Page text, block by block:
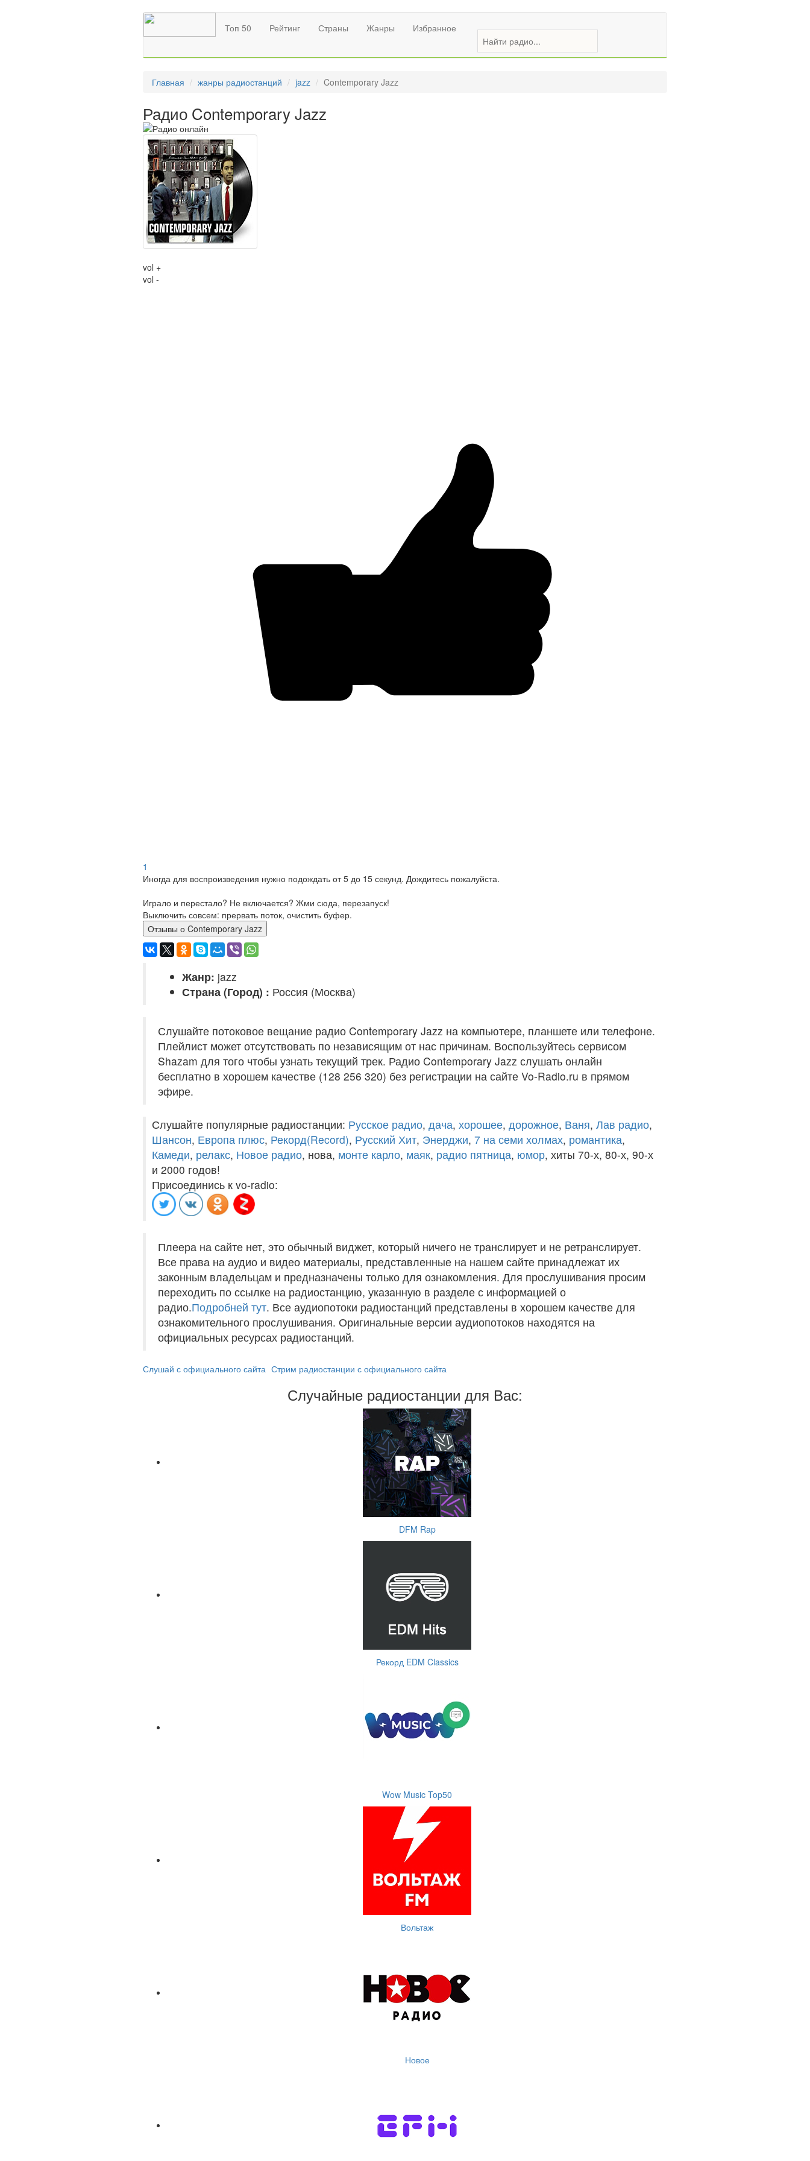
Топ 50 Рейтинг Страны Жанры Избранное
Главная жанры радиостанций jazz Contemporary Jazz
Радио Contemporary Jazz
vol +
vol -
1
Иногда для воспроизведения нужно подождать от 5 до 15 секунд. Дождитесь пожалуйста.
Играло и перестало? Не включается? Жми сюда, перезапуск!
Выключить совсем: прервать поток, очистить буфер.
Отзывы о Contemporary Jazz
Жанр: jazz
Страна (Город) : Россия (Москва)
Слушайте потоковое вещание радио Contemporary Jazz на компьютере, планшете или телефоне.
Плейлист может отсутствовать по независящим от нас причинам. Воспользуйтесь сервисом
Shazam для того чтобы узнать текущий трек. Радио Contemporary Jazz слушать онлайн
бесплатно в хорошем качестве (128 256 320) без регистрации на сайте Vo-Radio.ru в прямом
эфире.
Слушайте популярные радиостанции: Русское радио, дача, хорошее, дорожное, Ваня, Лав радио,
Шансон, Европа плюс, Рекорд(Record), Русский Хит, Энерджи, 7 на семи холмах, романтика,
Камеди, релакс, Новое радио, нова, монте карло, маяк, радио пятница, юмор, хиты 70-х, 80-х, 90-х
и 2000 годов!
Присоединись к vo-radio:
Плеера на сайте нет, это обычный виджет, который ничего не транслирует и не ретранслирует.
Все права на аудио и видео материалы, представленные на нашем сайте принадлежат их
законным владельцам и предназначены только для ознакомления. Для прослушивания просим
переходить по ссылке на радиостанцию, указанную в разделе с информацией о
радио.Подробней тут. Все аудиопотоки радиостанций представлены в хорошем качестве для
ознакомительного прослушивания. Оригинальные версии аудиопотоков находятся на
официальных ресурсах радиостанций.
Слушай с официального сайта Стрим радиостанции с официального сайта
Случайные радиостанции для Вас:
DFM Rap
Рекорд EDM Classics
Wow Music Top50
Вольтаж
Новое